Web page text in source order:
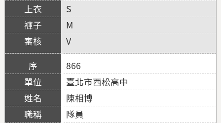
S
M
V
866
臺北市西松高中
陳相博
隊員